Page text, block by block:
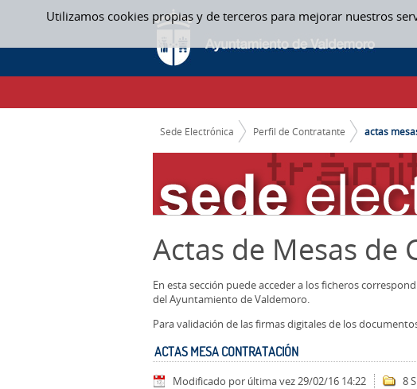
Utilizamos cookies propias y de terceros para mejorar nuestros
Saltar al contenido
ACTAS MESA CONTRATACIÓN - ACTAS MESAS
CAMINO DE MIGAS
Sede Electrónica Perfil de Contratante actas
Actas de Mesas de
En esta sección puede acceder a los ficheros
del Ayuntamiento de Valdemoro.
Para validación de las firmas digitales de los
ACTAS MESA CONTRATACIÓN
Modificado por última vez 29/02/16 14:22 8